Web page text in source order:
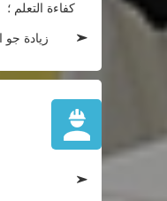
كفاءة التعلم ؛
زيادة
قيمة: